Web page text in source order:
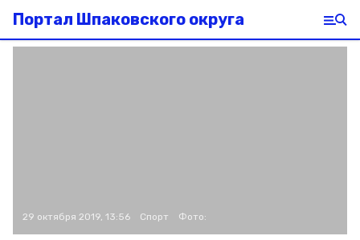
Портал Шпаковского округа
29 октября 2019, 13:56 Спорт Фото: